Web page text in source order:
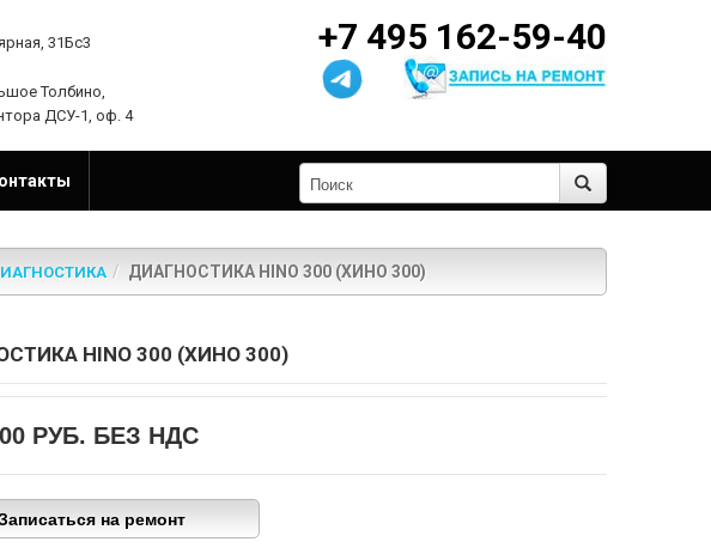
31Бс3
Толбино,
ДСУ-1, оф. 4
+7 495 162-59-40
ДИАГНОСТИКА HINO 300 (ХИНО 300)
HINO 300 (ХИНО 300)
РУБ. БЕЗ НДС